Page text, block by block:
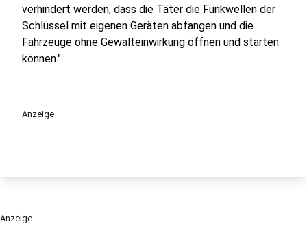
verhindert werden, dass die Täter die Funkwellen der
Schlüssel mit eigenen Geräten abfangen und die
Fahrzeuge ohne Gewalteinwirkung öffnen und starten
können."
Anzeige
Anzeige